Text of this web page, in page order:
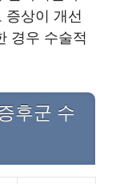
증상이 개선
경우 수술적
후군 수